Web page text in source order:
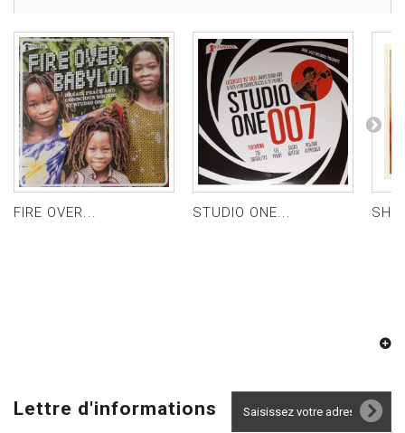
FIRE OVER... STUDIO ONE... SHY
Lettre d'informations